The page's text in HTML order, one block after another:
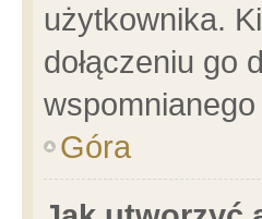
użytkownika.
dołączeniu go
Góra